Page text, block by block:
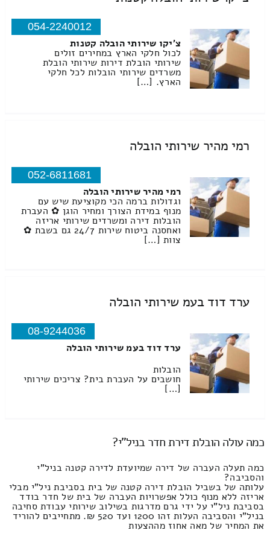
054-2240012
צ'יקו שירותי הובלה קטנות
לכול חלקי הארץ במחירים זולים
שירותי הובלת דירות שירותי הובלת
משרדים שירותי הובלות לכל חלקי
הארץ. […]
רמי מהיר שירותי הובלה
052-6811681
רמי מהיר שירותי הובלה
וגדולות ברמה הכי מקוציעת שיש עם
מנוף במידת הצורך ומחיר הוגן ✿ העברת
הובלות דירה ומשרדים שירותי אריזה
ואחסנה ביטוח שירות 24/7 גם בשבת ✿
צוות […]
ערד דוד בעמ שירותי הובלה
08-9244036
ערד דוד בעמ שירותי הובלה
הובלות
חושבים על העברת בית? צריכים שירותי
[…]
כמה עולה הובלת דירת חדר בניל"י?
כמה תעלה העברה של דירה שמיועדת לדירה קטנה בניל"י
והסביבה?
עלותה של בשביל הובלת דירה קטנה של בית בסביבת ניל"י מבלי
אריזה ללא מנוף כולל אפשרויות העברה של בית של חדר בודד
בסביבת ניל"י על ידי גרם מדרגות בשילוב שירותי עבודת סחיבה
בניל"י והסביבה העלות זהו 1200 ועד 520 ₪. מתחייבים להוריד
את המחיר של מאה אחוז מההצעות